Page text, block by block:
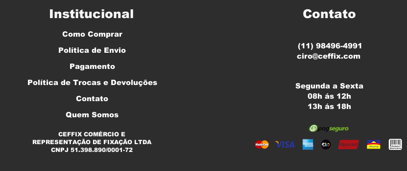
Institucional
Como Comprar
Política de Envio
Pagamento
Política de Trocas e Devoluções
Contato
Quem Somos
CEFFIX COMÉRCIO E
REPRESENTAÇÃO DE FIXAÇÃO LTDA
CNPJ 51.398.890/0001-72
Contato
(11) 98496-4991
ciro@ceffix.com
Segunda a Sexta
08h ás 12h
13h ás 18h